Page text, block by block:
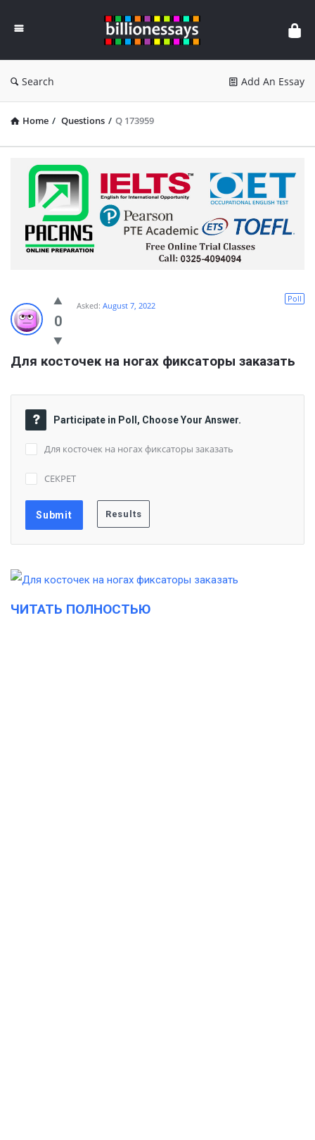
Essays
Search Add An Essay
Home / Questions / Q 173959
0
Poll
Asked: August 7, 2022
Для косточек на ногах фиксаторы заказать
Participate in Poll, Choose Your Answer.
Для косточек на ногах фиксаторы заказать
СЕКРЕТ
ЧИТАТЬ ПОЛНОСТЬЮ